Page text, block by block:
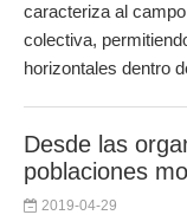
caracteriza al
colectiva,
horizontales dentro
Desde las
poblaciones
2019-04-29